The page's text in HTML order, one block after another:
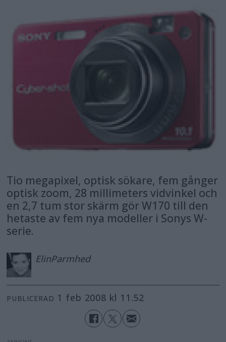
Tio megapixel, optisk sökare, fem gånger
optisk zoom, 28 millimeters vidvinkel och
en 2,7 tum stor skärm gör W170 till den
hetaste av fem nya modeller i Sonys W-
serie.
ElinParmhed
PUBLICERAD 1 feb 2008 kl 11.52